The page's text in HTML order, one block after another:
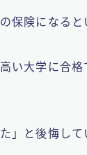
保険になると
い大学に合
」と後悔して